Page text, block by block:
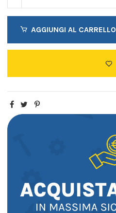
AGGIUNGI AL CARRELLO